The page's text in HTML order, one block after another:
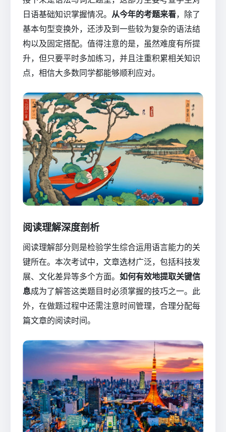
日语基础知识掌握情况。 从今年的考题来看，除了
基本句型变换外，还涉及到一些较为复杂的语法结
构以及固定搭配。值得注意的是，虽然难度有所提
升，但只要平时多加练习，并且注重积累相关知识
点，相信大多数同学都能够顺利应对。
阅读理解深度剖析
阅读理解部分则是检验学生综合运用语言能力的关
键所在。本次考试中，文章选材广泛，包括科技发
展、文化差异等多个方面。 如何有效地提取关键信
息成为了解答这类题目时必须掌握的技巧之一。此
外，在做题过程中还需注意时间管理，合理分配每
篇文章的阅读时间。